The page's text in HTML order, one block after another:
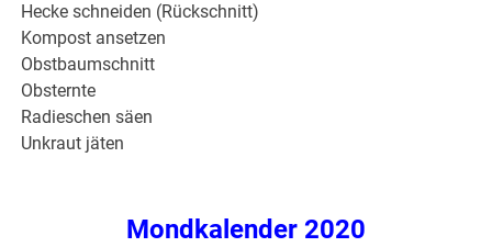
Hecke schneiden (Rückschnitt)
Kompost ansetzen
Obstbaumschnitt
Obsternte
Radieschen säen
Unkraut jäten
Mondkalender 2020